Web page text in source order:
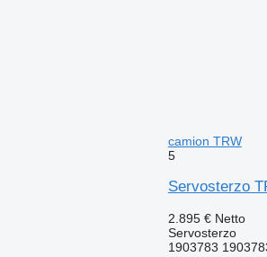
camion TRW
5
Servosterzo
2.895 € Netto
Servosterzo
1903783